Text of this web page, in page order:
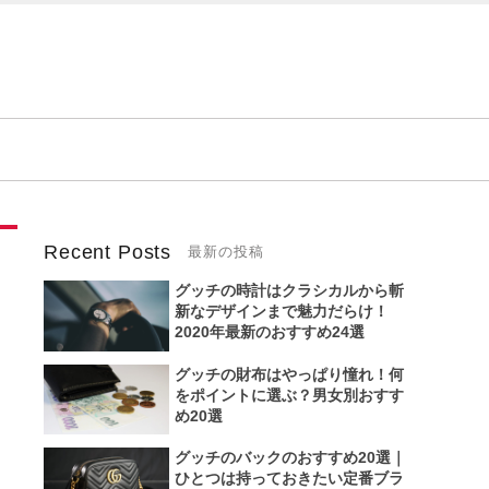
Recent Posts
グッチの時計はクラシカルから斬
新なデザインまで魅力だらけ！
2020年最新のおすすめ24選
グッチの財布はやっぱり憧れ！何
をポイントに選ぶ？男女別おすす
め20選
グッチのバックのおすすめ20選｜
ひとつは持っておきたい定番ブラ